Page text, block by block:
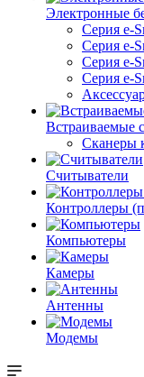
Электронные
Серия e-
Серия e-
Серия e-
Серия e-
Встраиваемые
Сканеры
Считыватели
Контроллеры
Компьютеры
Камеры
Антенны
Модемы